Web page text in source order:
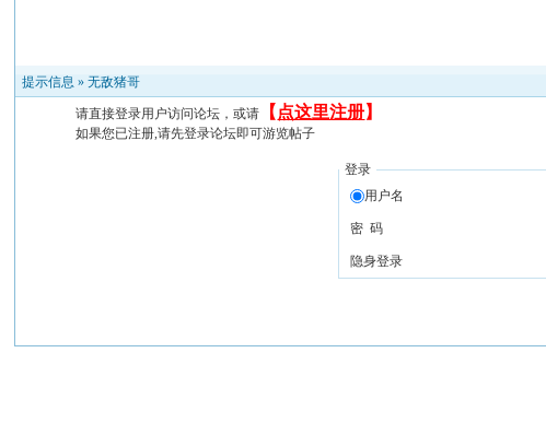
提示信息 »无敌猪哥
请直接登录用户访问论坛，或请 【 点这里注册】
如果您已注册,请先登录论坛即可游览帖子
登录
用户名
密 码
隐身登录